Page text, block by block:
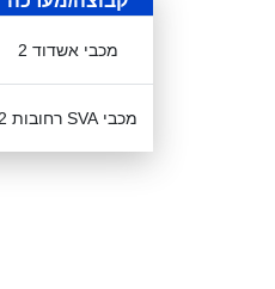
מכבי אשדוד 2
מכבי SVA רחובות 2